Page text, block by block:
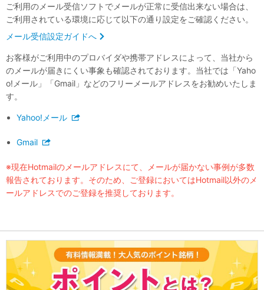
ご利用のメール受信ソフトでメールが正常に受信出来ない場合は、
ご利用されている環境に応じて以下の通り設定をご確認ください。
メール受信設定ガイドへ
お客様がご利用中のプロバイダや携帯アドレスによって、当社から
のメールが届きにくい事象も確認されております。当社では「Yaho
o!メール」「Gmail」などのフリーメールアドレスをお勧めいたしま
す。
Yahoo!メール
Gmail
※現在Hotmailのメールアドレスにて、メールが届かない事例が多数
報告されております。そのため、ご登録においてはHotmail以外のメ
ールアドレスでのご登録を推奨しております。